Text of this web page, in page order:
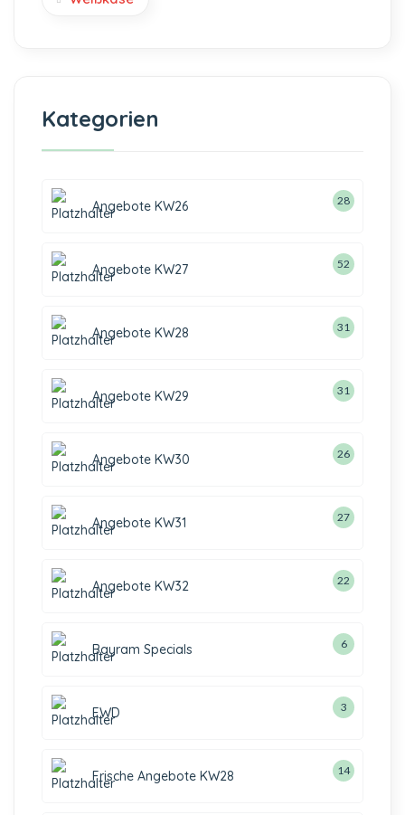
Kategorien
Angebote KW26 28
Angebote KW27 52
Angebote KW28 31
Angebote KW29 31
Angebote KW30 26
Angebote KW31 27
Angebote KW32 22
Bayram Specials 6
EWD 3
Frische Angebote KW28 14